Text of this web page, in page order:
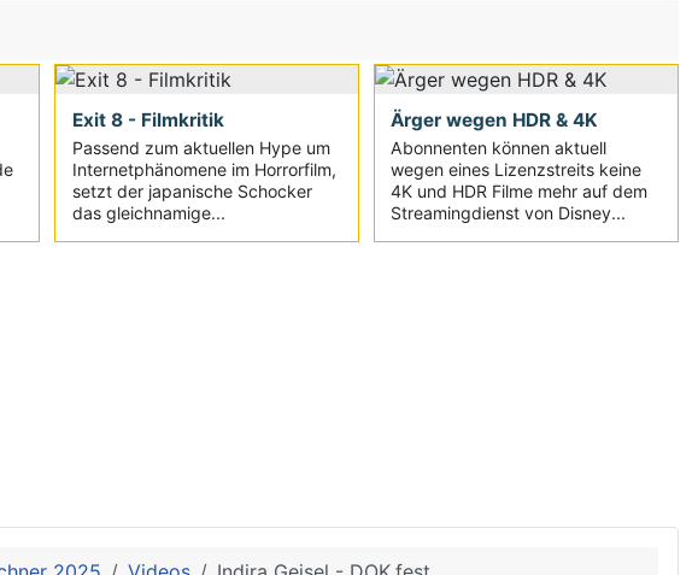
Exit 8 - Filmkritik
Passend zum aktuellen Hype um
Internetphänomene im Horrorfilm,
setzt der japanische Schocker
das gleichnamige...
Ärger wegen HDR & 4K
Abonnenten können aktuell
wegen eines Lizenzstreits keine
4K und HDR Filme mehr auf dem
Streamingdienst von Disney...